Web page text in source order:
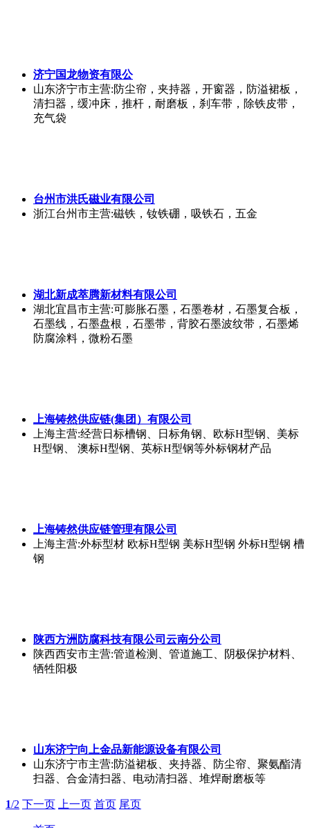
济宁国龙物资有限公
山东济宁市主营:防尘帘，夹持器，开窗器，防溢裙板，
清扫器，缓冲床，推杆，耐磨板，刹车带，除铁皮带，
充气袋
台州市洪氏磁业有限公司
浙江台州市主营:磁铁，钕铁硼，吸铁石，五金
湖北新成萃腾新材料有限公司
湖北宜昌市主营:可膨胀石墨，石墨卷材，石墨复合板，
石墨线，石墨盘根，石墨带，背胶石墨波纹带，石墨烯
防腐涂料，微粉石墨
上海铸然供应链(集团）有限公司
上海主营:经营日标槽钢、日标角钢、欧标H型钢、美标
H型钢、 澳标H型钢、英标H型钢等外标钢材产品
上海铸然供应链管理有限公司
上海主营:外标型材 欧标H型钢 美标H型钢 外标H型钢 槽
钢
陕西方洲防腐科技有限公司云南分公司
陕西西安市主营:管道检测、管道施工、阴极保护材料、
牺牲阳极
山东济宁向上金品新能源设备有限公司
山东济宁市主营:防溢裙板、夹持器、防尘帘、聚氨酯清
扫器、合金清扫器、电动清扫器、堆焊耐磨板等
1/2 下一页 上一页 首页 尾页